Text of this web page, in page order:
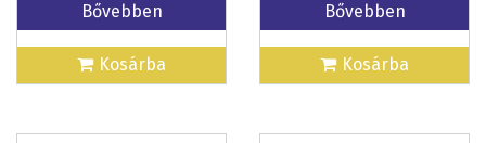
Bővebben
Kosárba
Bővebben
Kosárba